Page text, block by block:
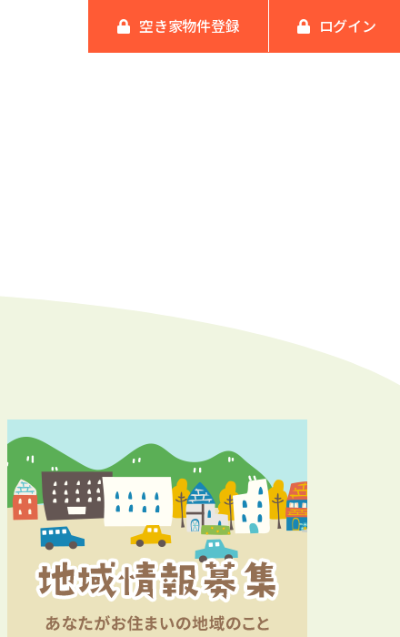
空き家物件登録 ログイン